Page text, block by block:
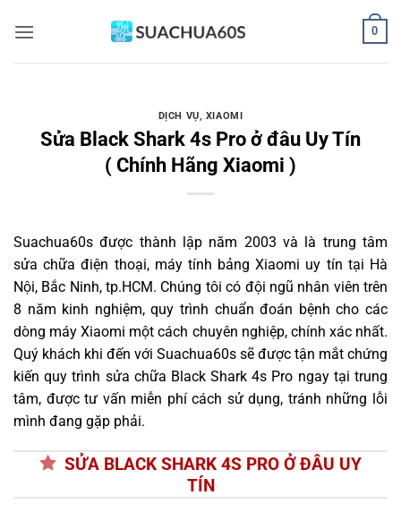
qua
0
DỊCH VỤ, XIAOMI
Sửa Black Shark 4s Pro ở đâu Uy Tín
( Chính Hãng Xiaomi )
Suachua60s được thành lập năm 2003 và là trung tâm
sửa chữa điện thoại, máy tính bảng Xiaomi uy tín tại Hà
Nội, Bắc Ninh, tp.HCM. Chúng tôi có đội ngũ nhân viên trên
8 năm kinh nghiệm, quy trình chuẩn đoán bệnh cho các
dòng máy Xiaomi một cách chuyên nghiệp, chính xác nhất.
Quý khách khi đến với Suachua60s sẽ được tận mắt chứng
kiến quy trình sửa chữa Black Shark 4s Pro ngay tại trung
tâm, được tư vấn miễn phí cách sử dụng, tránh những lỗi
mình đang gặp phải.
SỬA BLACK SHARK 4S PRO Ở ĐÂU UY
TÍN